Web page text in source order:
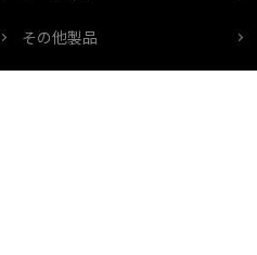
その他製品